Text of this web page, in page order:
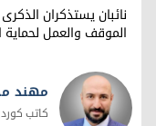
الموقف والعمل لحماية
مهند
كاتب